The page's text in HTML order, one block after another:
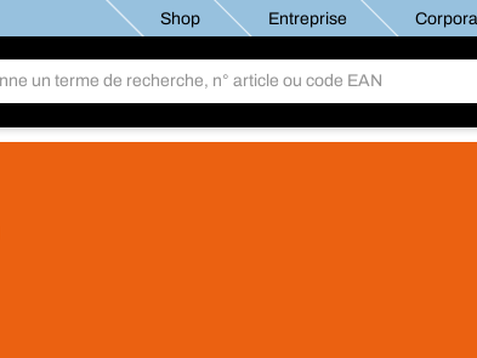
Shop Entreprise